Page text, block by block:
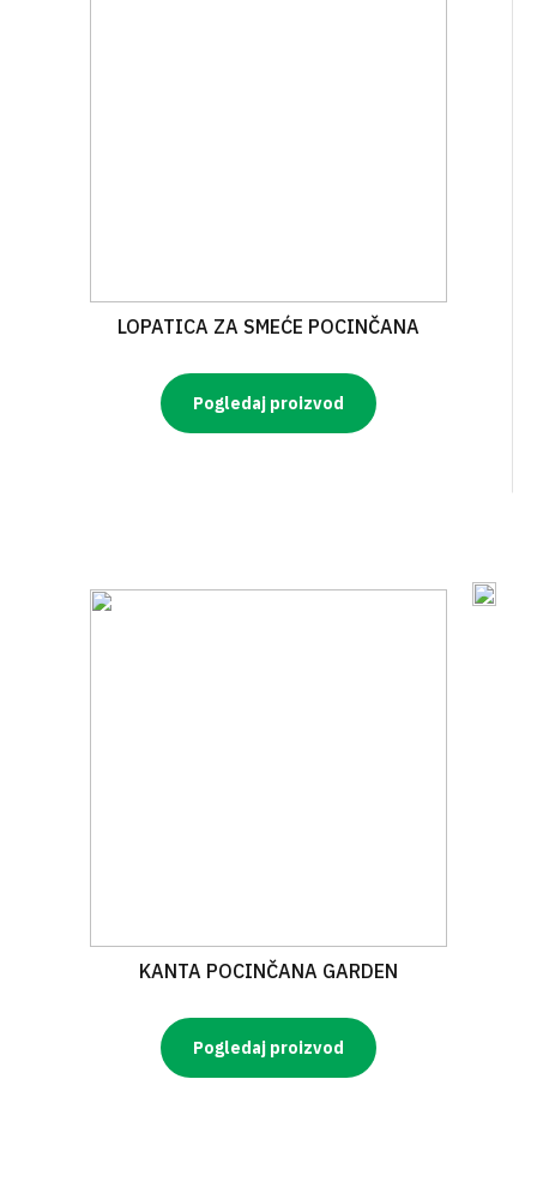
LOPATICA ZA SMEĆE POCINČANA
Pogledaj proizvod
KANTA POCINČANA GARDEN
Pogledaj proizvod